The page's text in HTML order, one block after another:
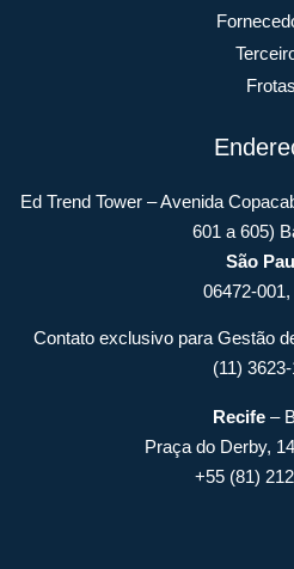
Frotas
Ed Trend Tower – Avenida
601 a 605)
São
06472-
Contato exclusivo para Gestão
(11)
Recife –
Praça do Derby,
+55 (81)